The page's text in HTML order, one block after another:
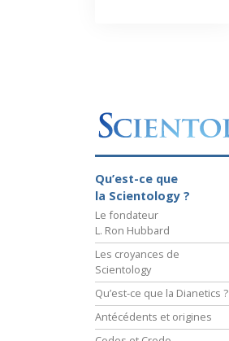
Qu’est-ce que
la Scientology ?
Le fondateur
L. Ron Hubbard
Les croyances de
Scientology
Qu’est-ce que la Dianetics ?
Antécédents et origines